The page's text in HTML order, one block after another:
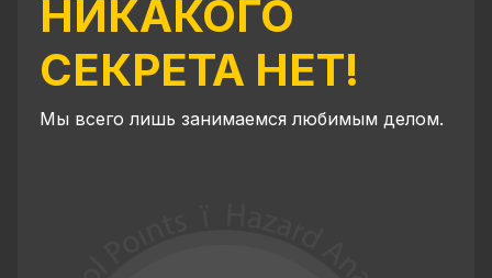
НИКАКОГО
СЕКРЕТА НЕТ!
Мы всего лишь занимаемся любимым делом.